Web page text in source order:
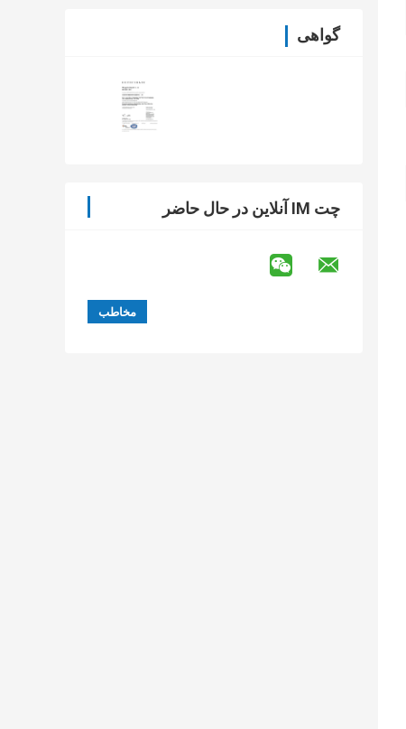
گواهی
چت IM آنلاین در حال حاضر